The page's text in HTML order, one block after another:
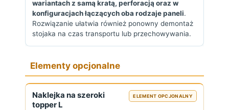
wariantach z samą kratą, perforacją oraz w
konfiguracjach łączących oba rodzaje paneli.
Rozwiązanie ułatwia również ponowny demontaż
stojaka na czas transportu lub przechowywania.
Elementy opcjonalne
Naklejka na szeroki
topper L
ELEMENT OPCJONALNY